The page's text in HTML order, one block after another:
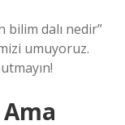
bilim dalı nedir”
umuyoruz.